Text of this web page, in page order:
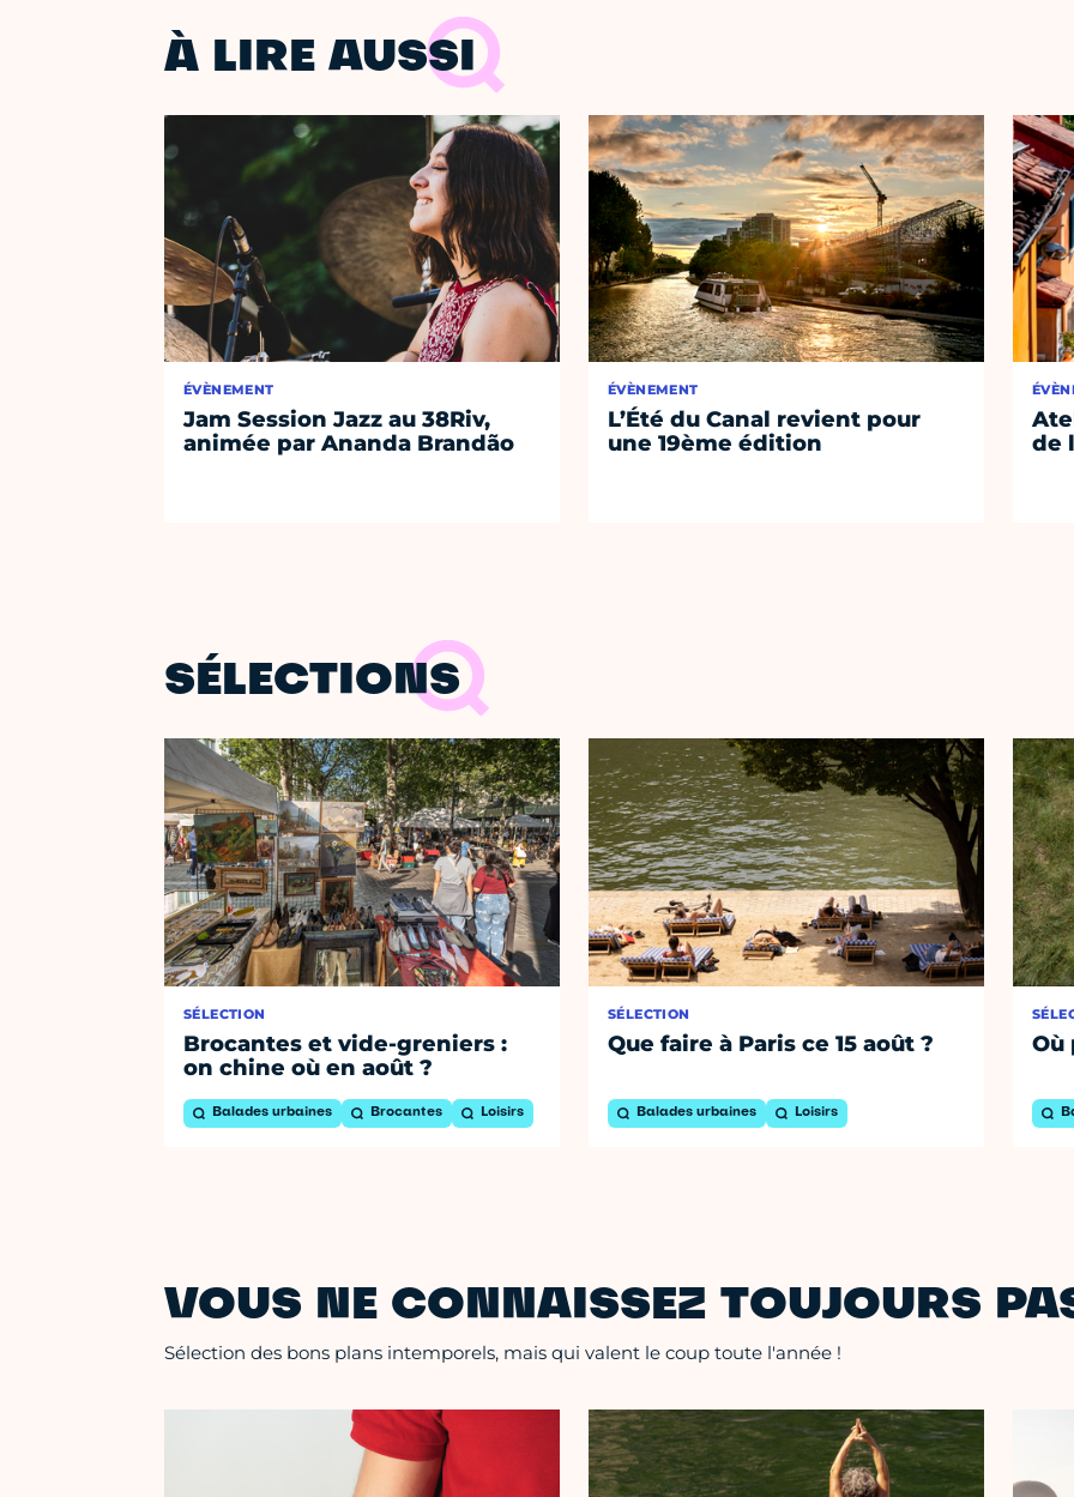
À LIRE AUSSI
ÉVÈNEMENT
Jam Session Jazz au 38Riv,
animée par Ananda Brandão
ÉVÈNEMENT
L’Été du Canal revient pour
une 19ème édition
de
SÉLECTIONS
SÉLECTION
Brocantes et vide-greniers :
on chine où en août ?
Balades urbaines Brocantes Loisirs
SÉLECTION
Que faire à Paris ce 15 août ?
Balades urbaines Loisirs
Où
VOUS NE CONNAISSEZ TOUJOURS
Sélection des bons plans intemporels, mais qui valent le coup toute l'année !